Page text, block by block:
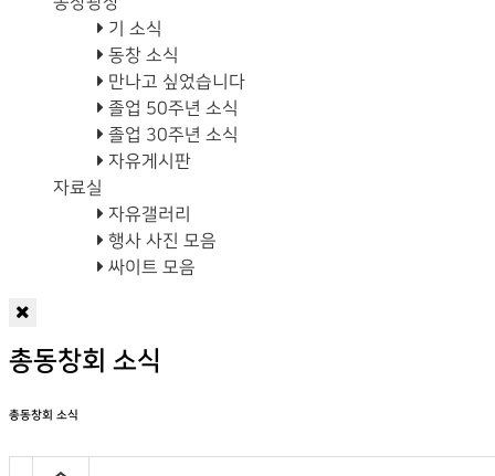
기 소식
동창 소식
만나고 싶었습니다
졸업 50주년 소식
졸업 30주년 소식
자유게시판
자료실
자유갤러리
행사 사진 모음
싸이트 모음
총동창회 소식
총동창회 소식